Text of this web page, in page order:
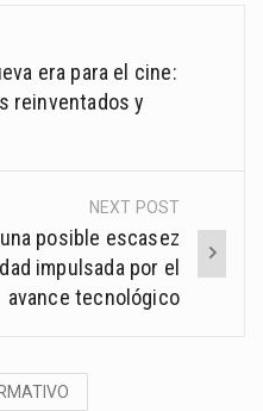
era para el cine:
reinventados y
NEXT POST
posible escasez
impulsada por el
avance tecnológico